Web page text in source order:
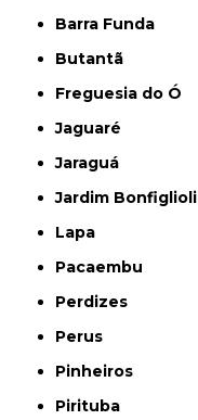
Barra Funda
Butantã
Freguesia do Ó
Jaguaré
Jaraguá
Jardim Bonfiglioli
Lapa
Pacaembu
Perdizes
Perus
Pinheiros
Pirituba